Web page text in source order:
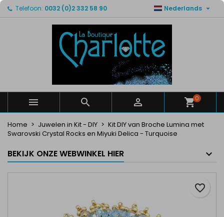
Telefoon: 0032 (0)2 332 58 90 Nederlands 
   0
Home Juwelen in Kit - DIY
Kit DIY van Broche Lumina met
Swarovski Crystal Rocks en Miyuki Delica - Turquoise
BEKIJK ONZE WEBWINKEL HIER
favorite_border
Mijn verlanglijsten ×
Maak een lijst
Maak een verlanglijst ×
Verlanglijst naam
Annuleren Maak een verlanglijst
Inloggen ×
U moet ingelogd zijn om producten in uw verlanglijst
Annuleren Inloggen